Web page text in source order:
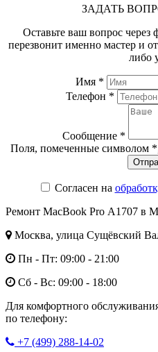
ЗАДАТЬ
Оставьте ваш вопрос через
перезвонит именно мастер и
либо
Имя *
Телефон *
Сообщение *
Поля, помеченные символом *
Согласен на
Ремонт MacBook Pro А1707 в
Москва, улица Сущёвский
Пн - Пт: 09:00 - 21:00
Сб - Вс: 09:00 - 18:00
Для комфортного
по телефону:
+7 (499) 288-14-02